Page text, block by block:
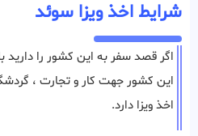
شرایط اخذ ویزا سوئد
اگر قصد سفر به این کشور را دارید
این کشور جهت کار و تجارت ،
اخذ ویزا دارد.